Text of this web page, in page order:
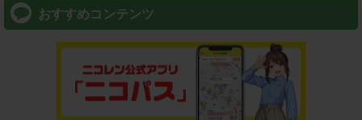
おすすめコンテンツ